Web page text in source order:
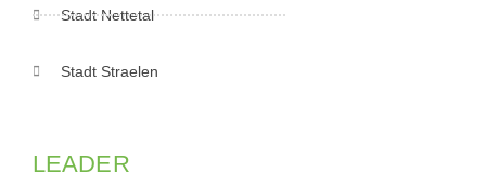
Stadt Nettetal
Stadt Straelen
LEADER